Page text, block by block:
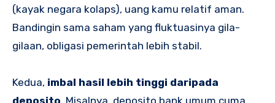
(kayak negara kolaps), uang kamu relatif aman.
Bandingin sama saham yang fluktuasinya gila-
gilaan, obligasi pemerintah lebih stabil.
Kedua, imbal hasil lebih tinggi daripada
deposito . Misalnya, deposito bank umum cuma